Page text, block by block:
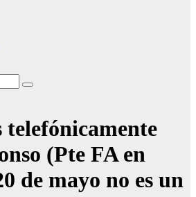
telefónicamente
(Pte FA en
de mayo no es un